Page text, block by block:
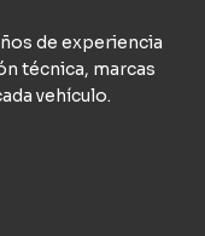
de experiencia
técnica, marcas
vehículo.